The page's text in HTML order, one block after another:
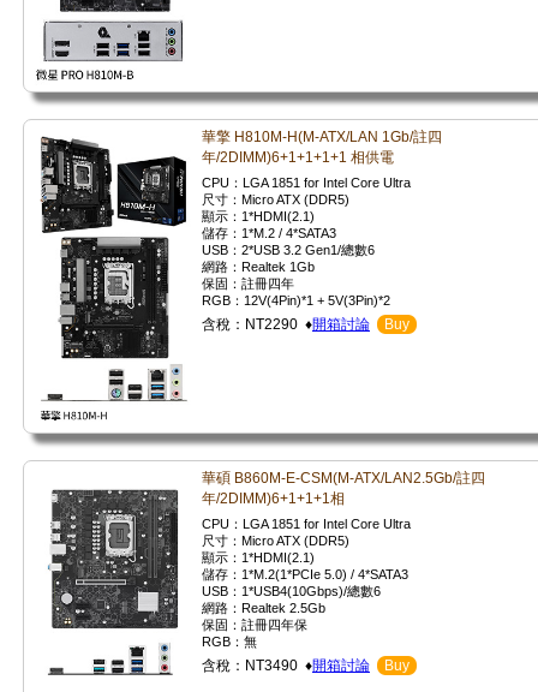
華擎 H810M-H(M-ATX/LAN 1Gb/註四
年/2DIMM)6+1+1+1+1 相供電
CPU：LGA 1851 for Intel Core Ultra
尺寸：Micro ATX (DDR5)
顯示：1*HDMI(2.1)
儲存：1*M.2 / 4*SATA3
USB：2*USB 3.2 Gen1/總數6
網路：Realtek 1Gb
保固：註冊四年
RGB：12V(4Pin)*1 + 5V(3Pin)*2
含稅：NT2290 ♦開箱討論 Buy
華碩 B860M-E-CSM(M-ATX/LAN2.5Gb/註四
年/2DIMM)6+1+1+1相
CPU：LGA 1851 for Intel Core Ultra
尺寸：Micro ATX (DDR5)
顯示：1*HDMI(2.1)
儲存：1*M.2(1*PCIe 5.0) / 4*SATA3
USB：1*USB4(10Gbps)/總數6
網路：Realtek 2.5Gb
保固：註冊四年保
RGB：無
含稅：NT3490 ♦開箱討論 Buy